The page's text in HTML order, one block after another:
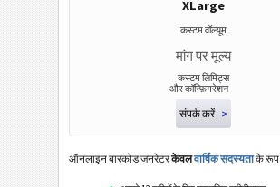
XLarge
कस्टम वॉल्यूम
मांग पर मूल्य
कस्टम लिमिट्स
और कॉन्फ़िगरेशन
संपर्क करें >
ऑनलाइन बारकोड जनरेटरकेवलवार्षिक सदस्यताके रूप